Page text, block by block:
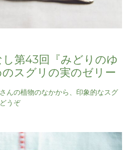
第43回『みどりのゆ
スグリの実のゼリー
んの植物のなかから、印象的なスグ
うぞ